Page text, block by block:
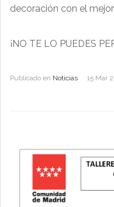
decoración con el
¡NO TE LO PUEDES
Publicado en Noticias 15 Mar